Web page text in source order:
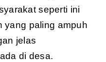
seperti ini
yang paling ampuh
jelas
di desa.